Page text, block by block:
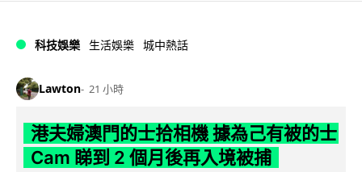
科技娛樂 生活娛樂 城中熱話
Lawton 21 小時
港夫婦澳門的士拾相機 據為己有被的士
Cam 睇到 2 個月後再入境被捕